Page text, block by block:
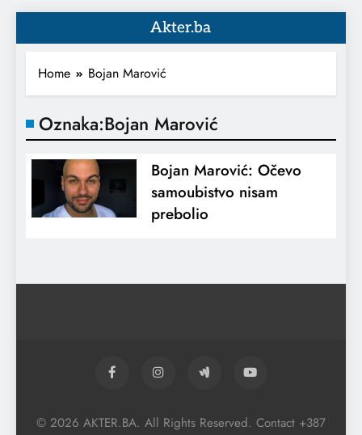
Akter.ba
Home Bojan Marović
Oznaka:Bojan Marović
Bojan Marović: Očevo
samoubistvo nisam
prebolio
© 2026 AKTER.BA. All Rights Reserved. Contact +387